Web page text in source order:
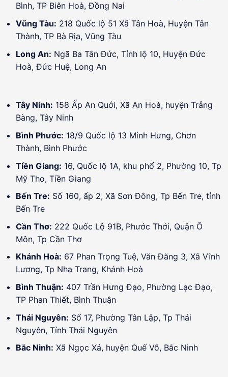
Bình, TP Biên Hoà, Đồng Nai
Vũng Tàu: 218 Quốc lộ 51 Xã Tân Hoà, Huyện Tân
Thành, TP Bà Rịa, Vũng Tàu
Long An: Ngã Ba Tân Đức, Tỉnh lộ 10, Huyện Đức
Hoà, Đức Huệ, Long An
Tây Ninh: 158 Ấp An Quới, Xã An Hoà, huyện Trảng
Bàng, Tây Ninh
Bình Phước: 18/9 Quốc lộ 13 Minh Hưng, Chơn
Thành, Bình Phước
Tiền Giang: 16, Quốc lộ 1A, khu phố 2, Phường 10, Tp
Mỹ Tho, Tiền Giang
Bến Tre: Số 160, ấp 2, Xã Sơn Đông, Tp Bến Tre, tỉnh
Bến Tre
Cần Thơ: 222 Quốc Lộ 91B, Phước Thới, Quận Ô
Môn, Tp Cần Thơ
Khánh Hoà: 67 Phan Trọng Tuệ, Văn Đăng 3, Xã Vĩnh
Lương, Tp Nha Trang, Khánh Hoà
Bình Thuận: 407 Trần Hưng Đạo, Phường Lạc Đạo,
TP Phan Thiết, Bình Thuận
Thái Nguyên: Số 17, Phường Tân Lập, Tp Thái
Nguyên, Tỉnh Thái Nguyên
Bắc Ninh: Xã Ngọc Xá, huyện Quế Võ, Bắc Ninh